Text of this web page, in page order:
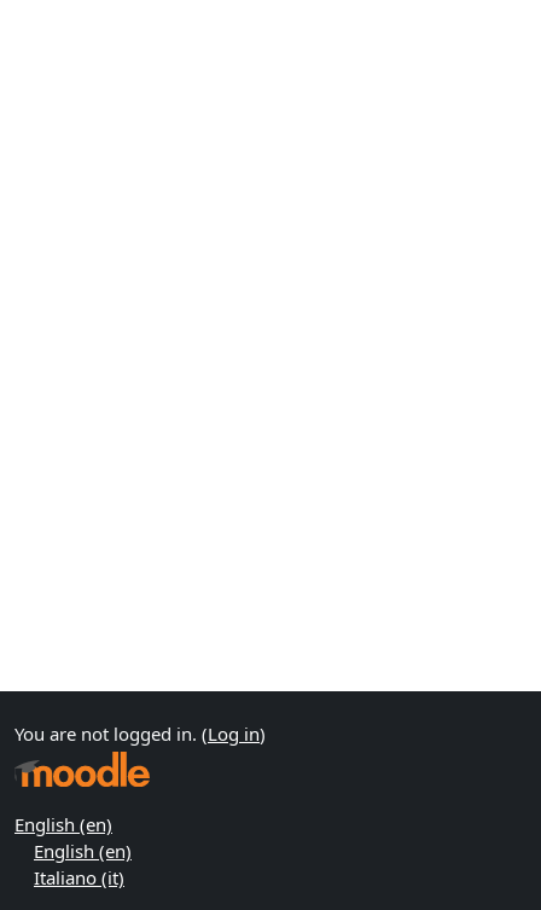
You are not logged in. (Log in)
English ‎(en)‎
English ‎(en)‎
Italiano ‎(it)‎